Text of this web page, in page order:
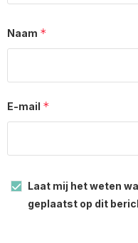
Naam *
E-mail *
Laat mij het weten
geplaatst op dit